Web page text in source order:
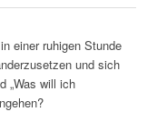
einer ruhigen Stunde
und sich
„Was will ich